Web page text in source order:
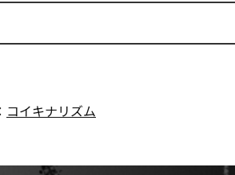
コイキナリズム